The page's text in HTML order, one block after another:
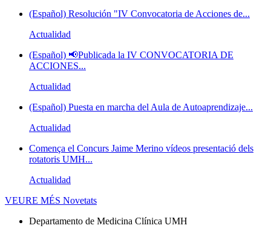
(Español) Resolución "IV Convocatoria de Acciones de...
Actualidad
(Español) 📢Publicada la IV CONVOCATORIA DE
ACCIONES...
Actualidad
(Español) Puesta en marcha del Aula de Autoaprendizaje...
Actualidad
Comença el Concurs Jaime Merino vídeos presentació dels
rotatoris UMH...
Actualidad
VEURE MÉS Novetats
Departamento de Medicina Clínica UMH